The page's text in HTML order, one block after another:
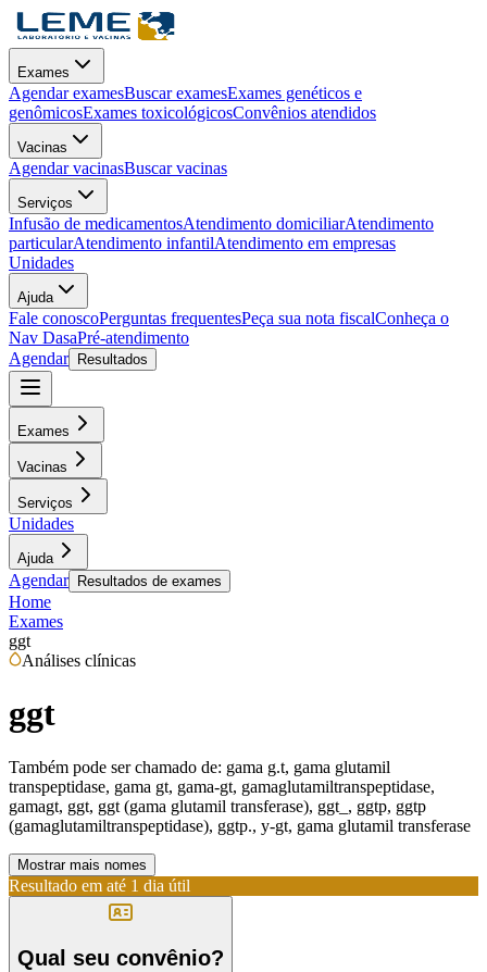
Exames
Agendar examesBuscar examesExames genéticos e
genômicosExames toxicológicosConvênios atendidos
Vacinas
Agendar vacinasBuscar vacinas
Serviços
Infusão de medicamentosAtendimento domiciliarAtendimento
particularAtendimento infantilAtendimento em empresas
Unidades
Ajuda
Fale conoscoPerguntas frequentesPeça sua nota fiscalConheça o
Nav DasaPré-atendimento
Agendar
Resultados
Exames
Vacinas
Serviços
Unidades
Ajuda
Agendar Resultados de exames
Home
Exames
ggt
Análises clínicas
ggt
Também pode ser chamado de: gama g.t, gama glutamil
transpeptidase, gama gt, gama-gt, gamaglutamiltranspeptidase,
gamagt, ggt, ggt (gama glutamil transferase), ggt_, ggtp, ggtp
(gamaglutamiltranspeptidase), ggtp., y-gt, gama glutamil transferase
Mostrar mais nomes
Resultado em até 1 dia útil
Qual seu convênio?